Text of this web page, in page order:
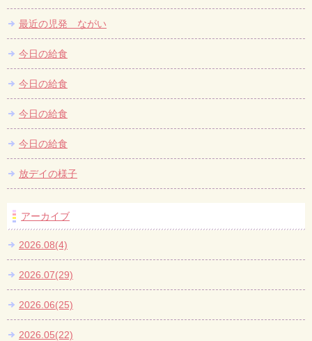
最近の児発 ながい
今日の給食
今日の給食
今日の給食
今日の給食
放デイの様子
アーカイブ
2026.08(4)
2026.07(29)
2026.06(25)
2026.05(22)